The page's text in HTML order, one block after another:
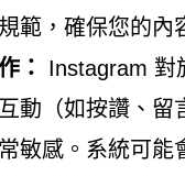
範，確保您的內
：
Instagram 對
動（如按讚、留
敏感。系統可能